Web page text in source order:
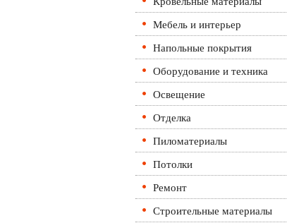
Мебель и интерьер
Напольные покрытия
Оборудование и техника
Освещение
Отделка
Пиломатериалы
Потолки
Ремонт
Строительные материалы